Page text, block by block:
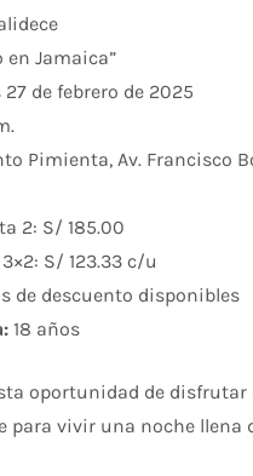
en Jamaica”
27 de febrero de 2025
Pimienta, Av. Francisco
2: S/ 185.00
S/ 123.33 c/u
de descuento disponibles
18 años
oportunidad de
para vivir una noche